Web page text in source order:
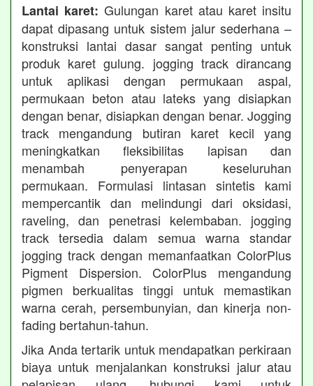
Lantai karet: Gulungan karet atau karet insitu
dapat dipasang untuk sistem jalur sederhana –
konstruksi lantai dasar sangat penting untuk
produk karet gulung. jogging track dirancang
untuk aplikasi dengan permukaan aspal,
permukaan beton atau lateks yang disiapkan
dengan benar, disiapkan dengan benar. Jogging
track mengandung butiran karet kecil yang
meningkatkan fleksibilitas lapisan dan
menambah penyerapan keseluruhan
permukaan. Formulasi lintasan sintetis kami
mempercantik dan melindungi dari oksidasi,
raveling, dan penetrasi kelembaban. jogging
track tersedia dalam semua warna standar
jogging track dengan memanfaatkan ColorPlus
Pigment Dispersion. ColorPlus mengandung
pigmen berkualitas tinggi untuk memastikan
warna cerah, persembunyian, dan kinerja non-
fading bertahun-tahun.
Jika Anda tertarik untuk mendapatkan perkiraan
biaya untuk menjalankan konstruksi jalur atau